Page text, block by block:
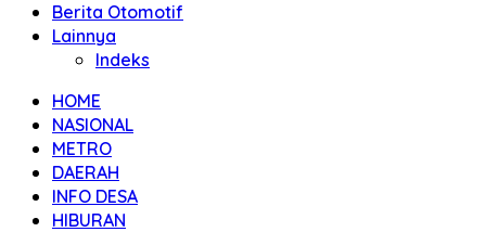
Berita Otomotif
Lainnya
Indeks
HOME
NASIONAL
METRO
DAERAH
INFO DESA
HIBURAN